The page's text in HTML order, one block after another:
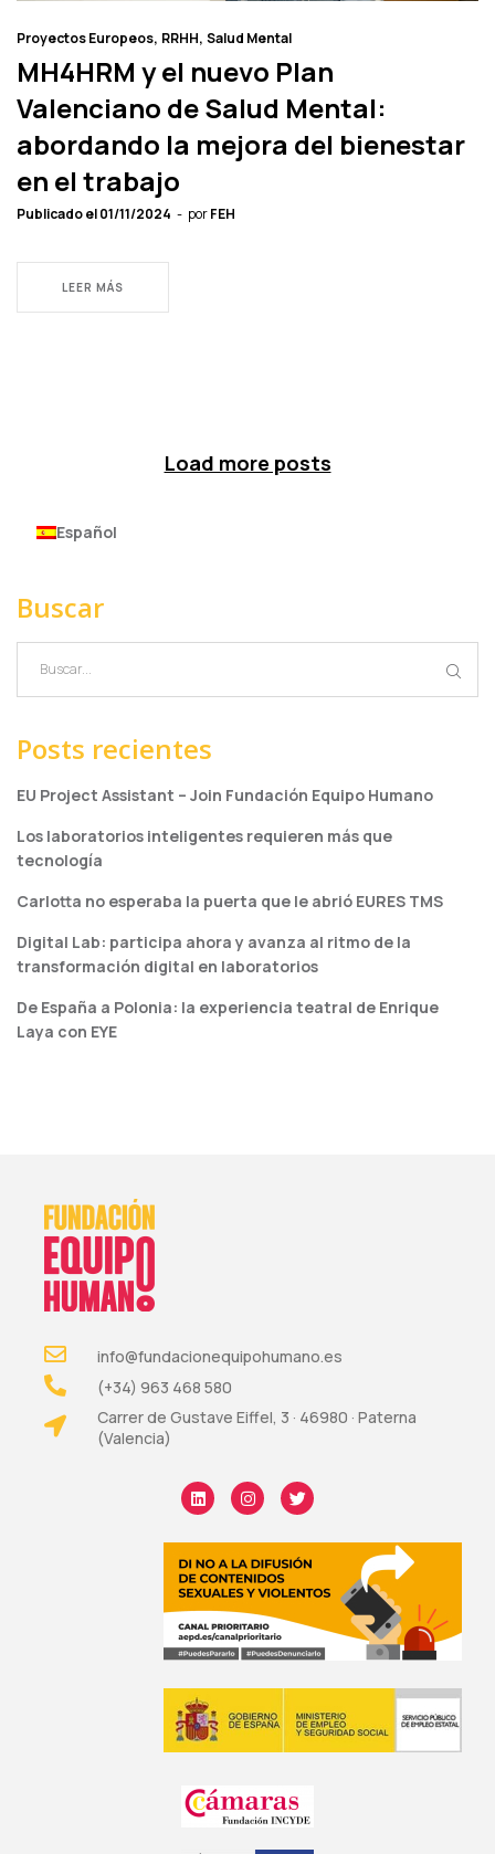
Proyectos Europeos RRHH Salud Mental
MH4HRM y el nuevo Plan
Valenciano de Salud Mental:
abordando la mejora del bienestar
en el trabajo
Publicado el01/11/2024 porFEH
LEER MÁS
Load more posts
Español
Buscar
Posts recientes
EU Project Assistant – Join Fundación Equipo Humano
Los laboratorios inteligentes requieren más que
tecnología
Carlotta no esperaba la puerta que le abrió EURES TMS
Digital Lab: participa ahora y avanza al ritmo de la
transformación digital en laboratorios
De España a Polonia: la experiencia teatral de Enrique
Laya con EYE
info@fundacionequipohumano.es
(+34) 963 468 580
Carrer de Gustave Eiffel, 3 · 46980 · Paterna
(Valencia)